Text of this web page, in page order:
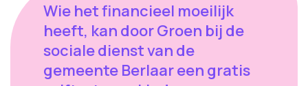
Wie het financieel moeilijk
heeft, kan door Groen bij de
sociale dienst van de
gemeente Berlaar een gratis